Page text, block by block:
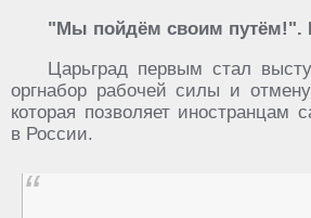
"Мы пойдём своим путём!".
Царьград первым стал
оргнабор рабочей силы и
которая позволяет иностранцам
в России.